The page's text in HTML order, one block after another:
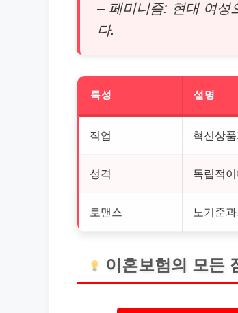
– 페미니즘: 현대 여성
다.
특성 설명
직업 혁신상
성격 독립적
로맨스 노기준
이혼보험의 모든